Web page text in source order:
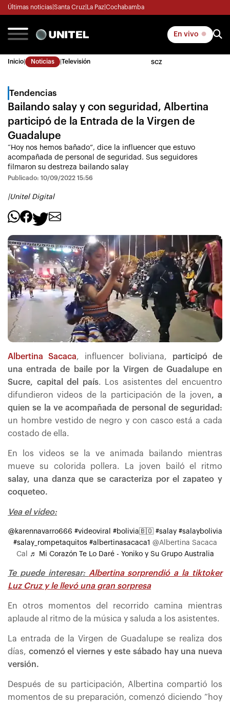
Últimas noticias Santa Cruz La Paz Cochabamba
En vivo
Inicio Noticias Televisión SCZ
Tendencias
Bailando salay y con seguridad, Albertina
participó de la Entrada de la Virgen de
Guadalupe
“Hoy nos hemos bañado”, dice la influencer que estuvo
acompañada de personal de seguridad. Sus seguidores
filmaron su destreza bailando salay
Publicado: 10/09/2022 15:56
|Unitel Digital
Albertina Sacaca, influencer boliviana, participó de
una entrada de baile por la Virgen de Guadalupe en
Sucre, capital del país. Los asistentes del encuentro
difundieron videos de la participación de la joven, a
quien se la ve acompañada de personal de seguridad:
un hombre vestido de negro y con casco está a cada
costado de ella.
En los videos se la ve animada bailando mientras
mueve su colorida pollera. La joven bailó el ritmo
salay, una danza que se caracteriza por el zapateo y
coqueteo.
Vea el video:
@karennavarro666 #videoviral #bolivia🇧🇴 #salay #salaybolivia
#salay_rompetaquitos #albertinasacaca1 @Albertina Sacaca
Cal
♬ Mi Corazón Te Lo Daré - Yoniko y Su Grupo Australia
Te puede interesar: Albertina sorprendió a la tiktoker
Luz Cruz y le llevó una gran sorpresa
En otros momentos del recorrido camina mientras
aplaude al ritmo de la música y saluda a los asistentes.
La entrada de la Virgen de Guadalupe se realiza dos
días, comenzó el viernes y este sábado hay una nueva
versión.
Después de su participación, Albertina compartió los
momentos de su preparación, comenzó diciendo “hoy